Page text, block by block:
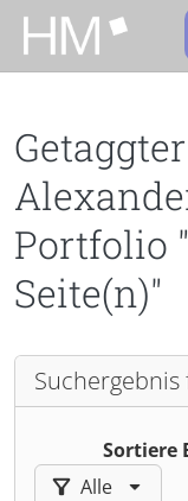
Zum Hauptinhalt
Portfolio
Seite(n)"
Suchergebnis
Sortiere
Ergebnisse
Alle